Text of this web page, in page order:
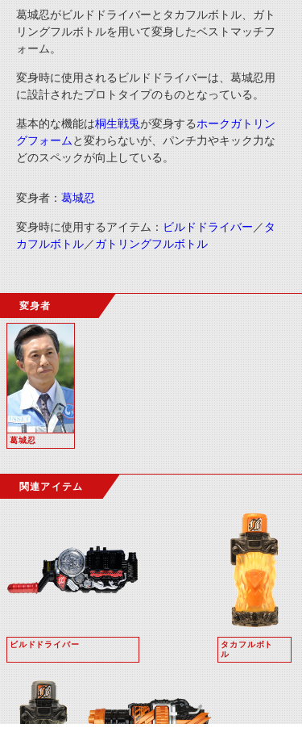
葛城忍がビルドドライバーとタカフルボトル、ガト
リングフルボトルを用いて変身したベストマッチフ
ォーム。
変身時に使用されるビルドドライバーは、葛城忍用
に設計されたプロトタイプのものとなっている。
基本的な機能は桐生戦兎が変身するホークガトリン
グフォームと変わらないが、パンチ力やキック力な
どのスペックが向上している。
変身者： 葛城忍
変身時に使用するアイテム： ビルドドライバー ／タ
カフルボトル／ガトリングフルボトル
変身者
葛城忍
関連アイテム
ビルドドライバー
タカフルボト
ル